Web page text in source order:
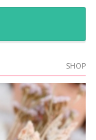
SHOP